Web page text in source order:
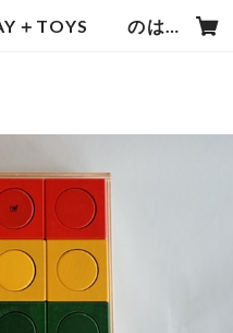
リグノ ネフ社 | PLAY＋TOYS のはらむら